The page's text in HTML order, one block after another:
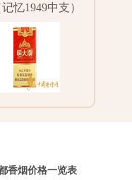
忆1949中支）
香烟价格一览表